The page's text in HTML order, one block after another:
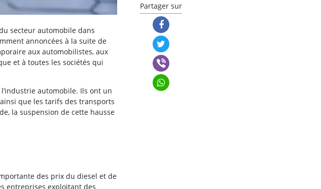
secteur automobile dans
annoncées à la suite de
aux automobilistes, aux
et à toutes les sociétés qui
automobile. Ils ont un
que les tarifs des transports
la suspension de cette hausse
des prix du diesel et de
entreprises exploitant des
Partager sur